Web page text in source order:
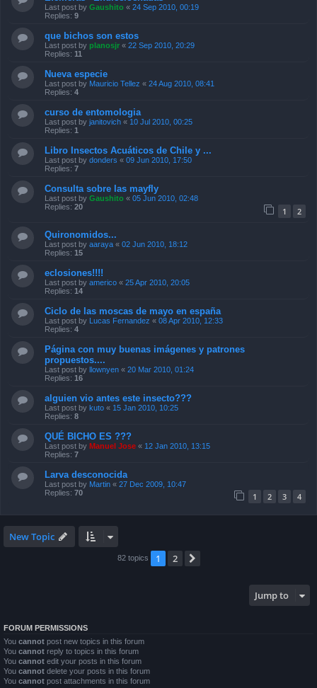
Last post by Gaushito « 24 Sep 2010, 00:19
Replies: 9
que bichos son estos
Last post by planosjr « 22 Sep 2010, 20:29
Replies: 11
Nueva especie
Last post by Mauricio Tellez « 24 Aug 2010, 08:41
Replies: 4
curso de entomologia
Last post by janitovich « 10 Jul 2010, 00:25
Replies: 1
Libro Insectos Acuáticos de Chile y ...
Last post by donders « 09 Jun 2010, 17:50
Replies: 7
Consulta sobre las mayfly
Last post by Gaushito « 05 Jun 2010, 02:48
Replies: 20 1 2
Quironomidos...
Last post by aaraya « 02 Jun 2010, 18:12
Replies: 15
eclosiones!!!!
Last post by americo « 25 Apr 2010, 20:05
Replies: 14
Ciclo de las moscas de mayo en españa
Last post by Lucas Fernandez « 08 Apr 2010, 12:33
Replies: 4
Página con muy buenas imágenes y patrones
propuestos....
Last post by llownyen « 20 Mar 2010, 01:24
Replies: 16
alguien vio antes este insecto???
Last post by kuto « 15 Jan 2010, 10:25
Replies: 8
QUÉ BICHO ES ???
Last post by Manuel Jose « 12 Jan 2010, 13:15
Replies: 7
Larva desconocida
Last post by Martin « 27 Dec 2009, 10:47
Replies: 70 1 2 3 4
New Topic
82 topics 1 2
Jump to
FORUM PERMISSIONS
You cannot post new topics in this forum
You cannot reply to topics in this forum
You cannot edit your posts in this forum
You cannot delete your posts in this forum
You cannot post attachments in this forum